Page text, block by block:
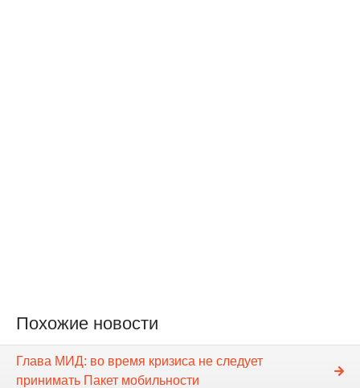
Похожие новости
Глава МИД: во время кризиса не следует
принимать Пакет мобильности